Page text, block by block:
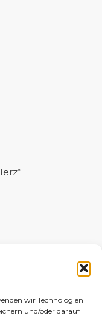
wir Technologien
und/oder darauf